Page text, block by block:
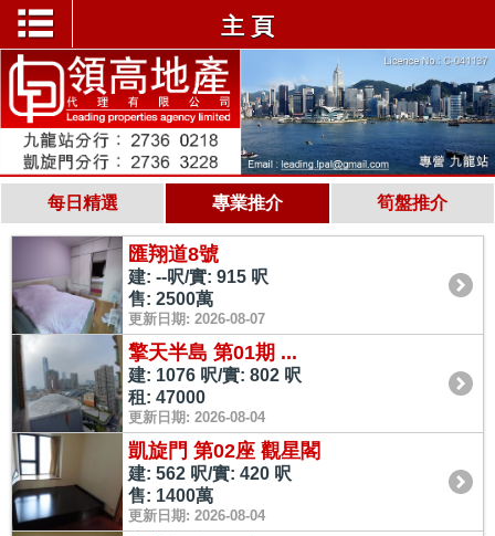
主 頁
每日精選 專業推介 筍盤推介
匯翔道8號
建: --呎/實: 915 呎
售: 2500萬
更新日期: 2026-08-07
擎天半島 第01期 ...
建: 1076 呎/實: 802 呎
租: 47000
更新日期: 2026-08-04
凱旋門 第02座 觀星閣
建: 562 呎/實: 420 呎
售: 1400萬
更新日期: 2026-08-04